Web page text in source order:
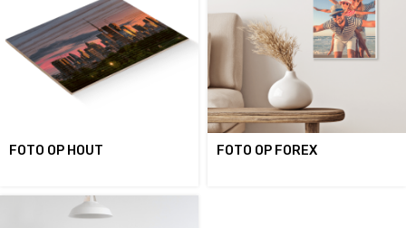
FOTO OP HOUT FOTO OP FOREX